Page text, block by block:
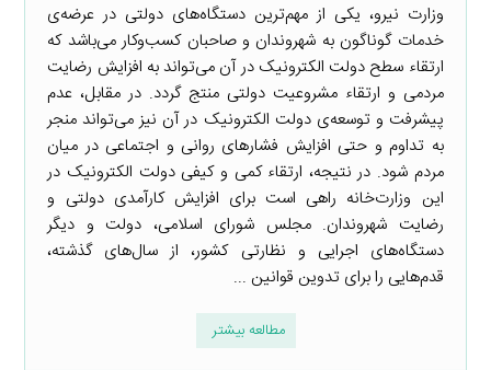
وزارت نیرو، یکی از مهم‌ترین دستگاه‌های دولتی در عرضه‌ی
خدمات گوناگون به شهروندان و صاحبان کسب‌وکار می‌باشد که
ارتقاء سطح دولت الکترونیک در آن می‌تواند به افزایش رضایت
مردمی و ارتقاء مشروعیت دولتی منتج گردد. در مقابل، عدم
پیشرفت و توسعه‌ی دولت الکترونیک در آن نیز می‌تواند منجر
به تداوم و حتی افزایش فشارهای روانی و اجتماعی در میان
مردم شود. در نتیجه، ارتقاء کمی و کیفی دولت الکترونیک در
این وزارت‌خانه راهی است برای افزایش کارآمدی دولتی و
رضایت شهروندان. مجلس شورای اسلامی، دولت و دیگر
دستگاه‌های اجرایی و نظارتی کشور، از سال‌های گذشته،
قدم‌هایی را برای تدوین قوانین ...
مطالعه بیشتر